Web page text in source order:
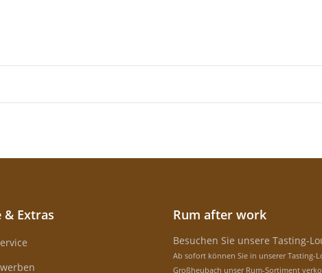
& Extras Rum after work
Besuchen Sie unsere Tasting-
Ab sofort können Sie in unserer Tasting-
Großheubach unser Rum-Sortiment